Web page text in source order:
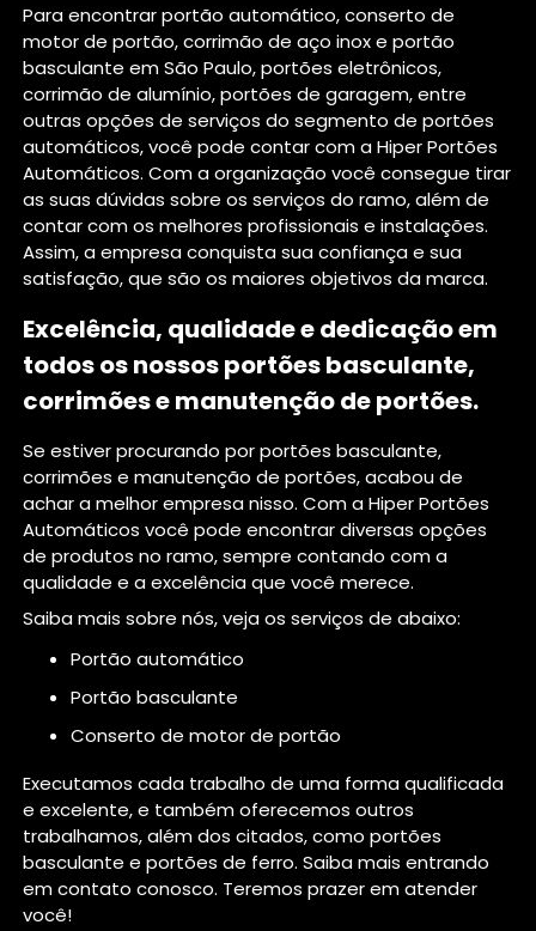
Para encontrar portão automático, conserto de
motor de portão, corrimão de aço inox e portão
basculante em São Paulo, portões eletrônicos,
corrimão de alumínio, portões de garagem, entre
outras opções de serviços do segmento de portões
automáticos, você pode contar com a Hiper Portões
Automáticos. Com a organização você consegue tirar
as suas dúvidas sobre os serviços do ramo, além de
contar com os melhores profissionais e instalações.
Assim, a empresa conquista sua confiança e sua
satisfação, que são os maiores objetivos da marca.
Excelência, qualidade e dedicação em
todos os nossos portões basculante,
corrimões e manutenção de portões.
Se estiver procurando por portões basculante,
corrimões e manutenção de portões, acabou de
achar a melhor empresa nisso. Com a Hiper Portões
Automáticos você pode encontrar diversas opções
de produtos no ramo, sempre contando com a
qualidade e a excelência que você merece.
Saiba mais sobre nós, veja os serviços de abaixo:
portão automático
portão basculante
conserto de motor de portão
Executamos cada trabalho de uma forma qualificada
e excelente, e também oferecemos outros
trabalhamos, além dos citados, como portões
basculante e portões de ferro. Saiba mais entrando
em contato conosco. Teremos prazer em atender
você!